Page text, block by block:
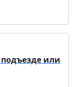
или